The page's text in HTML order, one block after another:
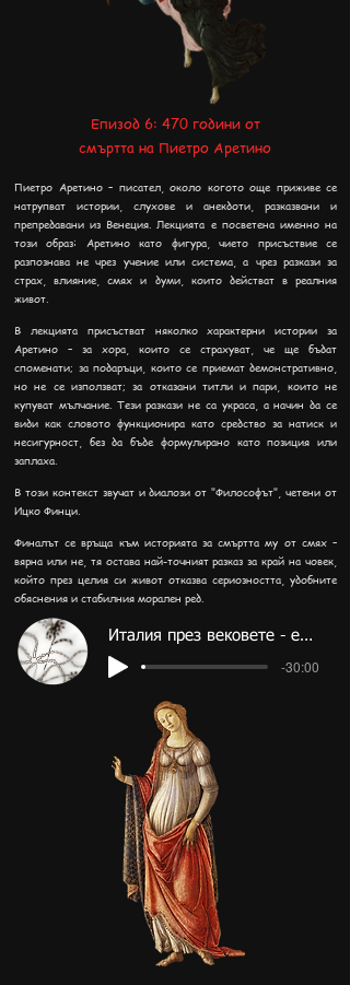
Епизод 6: 470 години от
смъртта на Пиетро Аретино
Пиетро Аретино – писател, около когото още приживе се
натрупват истории, слухове и анекдоти, разказвани и
препредавани из Венеция. Лекцията е посветена именно на
този образ: Аретино като фигура, чието присъствие се
разпознава не чрез учение или система, а чрез разкази за
страх, влияние, смях и думи, които действат в реалния
живот.
В лекцията присъстват няколко характерни истории за
Аретино – за хора, които се страхуват, че ще бъдат
споменати; за подаръци, които се приемат демонстративно,
но не се използват; за отказани титли и пари, които не
купуват мълчание. Тези разкази не са украса, а начин да се
види как словото функционира като средство за натиск и
несигурност, без да бъде формулирано като позиция или
заплаха.
В този контекст звучат и диалози от "Философът", четени от
Ицко Финци.
Финалът се връща към историята за смъртта му от смях –
вярна или не, тя остава най-точният разказ за край на човек,
който през целия си живот отказва сериозността, удобните
обяснения и стабилния морален ред.
Италия през вековете - епизод 6
-30:00